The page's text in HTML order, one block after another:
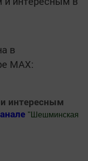
в
MАХ:
интересным
" Шешминская